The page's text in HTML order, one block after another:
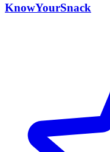
KnowYourSnack